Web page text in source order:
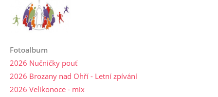
Fotoalbum
2026 Nučničky pouť
2026 Brozany nad Ohří - Letní zpívání
2026 Velikonoce - mix